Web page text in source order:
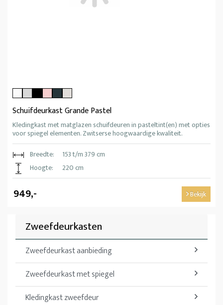
Schuifdeurkast Grande Pastel
Kledingkast met matglazen schuifdeuren in pasteltint(en) met opties
voor spiegel elementen. Zwitserse hoogwaardige kwaliteit.
Breedte:
153 t/m 379 cm
Hoogte:
220 cm
949,- Bekijk
Zweefdeurkasten
Zweefdeurkast aanbieding
Zweefdeurkast met spiegel
Kledingkast zweefdeur